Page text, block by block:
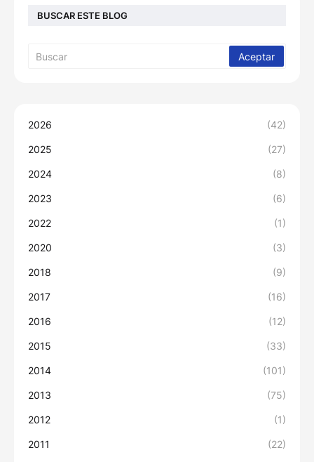
BUSCAR ESTE BLOG
2026 (42)
2025 (27)
2024 (8)
2023 (6)
2022 (1)
2020 (3)
2018 (9)
2017 (16)
2016 (12)
2015 (33)
2014 (101)
2013 (75)
2012 (1)
2011 (22)